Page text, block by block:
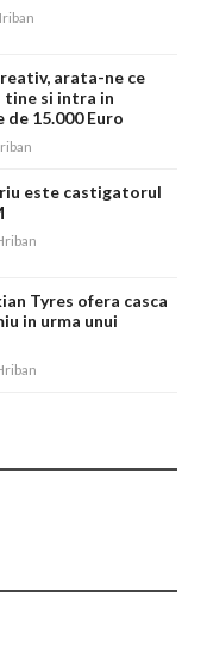
arata-ne ce
tine si intra in
15.000 Euro
este castigatorul
Tyres ofera casca
in urma unui